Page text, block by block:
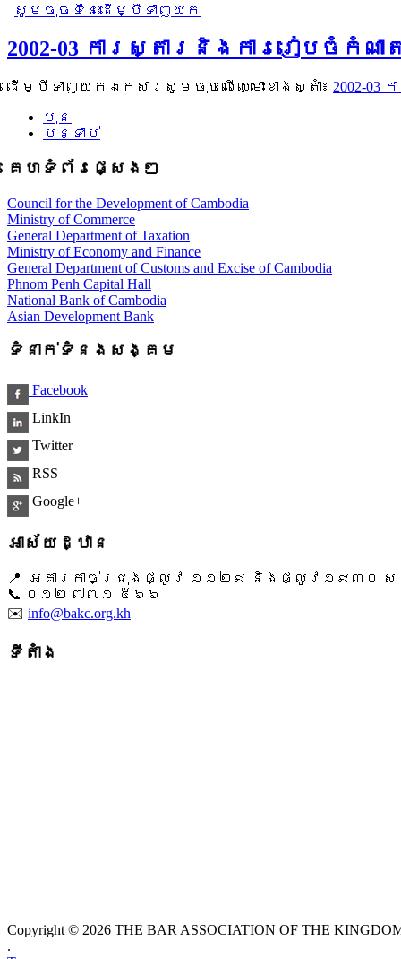
សូមចុចទីនេះដើម្បីទាញយក
2002-03 ការស្តារនិងការរៀបចំកំ
ដើម្បីទាញយកឯកសារសូមចុចលើឈ្មោះខាងស្តាំ៖ 2002-
មុន
បន្ទាប់
គេហទំព័រផ្សេងៗ
Council for the Development of Cambodia
Ministry of Commerce
General Department of Taxation
Ministry of Economy and Finance
General Department of Customs and Excise of Cambodia
Phnom Penh Capital Hall
National Bank of Cambodia
Asian Development Bank
ទំនាក់ទំនងសង្គម
Facebook
LinkIn
Twitter
RSS
Google+
អាស័យដ្ឋាន
📍 អគារកាច់ជ្រុងផ្លូវ ១១២៩ និងផ្លូវ១៩៣០ ស
📞 ​០១២ ៧៧១ ៥៦៦
✉️ info@bakc.org.kh
ទីតាំង
Copyright © 2026 THE BAR ASSOCIATION OF THE
.